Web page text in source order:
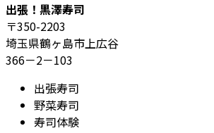
出張！黒澤寿司
〒350-2203
埼玉県鶴ヶ島市上広谷
366－2－103
出張寿司
野菜寿司
寿司体験